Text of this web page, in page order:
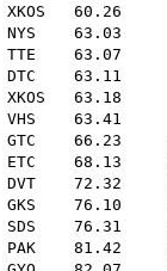
XKOS 60.26
NYS 63.03
TTE 63.07
DTC 63.11
XKOS 63.18
VHS 63.41
GTC 66.23
ETC 68.13
DVT 72.32
GKS 76.10
SDS 76.31
PAK 81.42